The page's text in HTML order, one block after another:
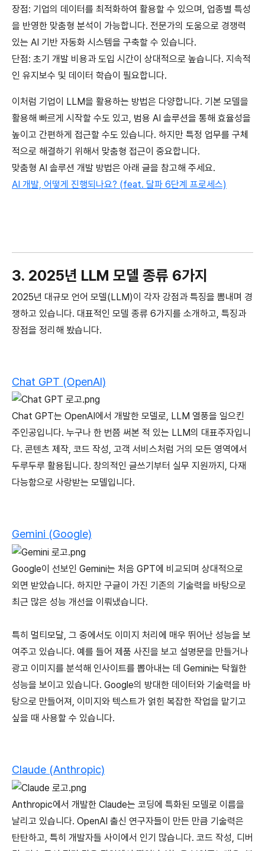
장점: 기업의 데이터를 최적화하여 활용할 수 있으며, 업종별 특성
을 반영한 맞춤형 분석이 가능합니다. 전문가의 도움으로 경쟁력
있는 AI 기반 자동화 시스템을 구축할 수 있습니다.
단점: 초기 개발 비용과 도입 시간이 상대적으로 높습니다. 지속적
인 유지보수 및 데이터 학습이 필요합니다.
이처럼 기업이 LLM을 활용하는 방법은 다양합니다. 기본 모델을
활용해 빠르게 시작할 수도 있고, 범용 AI 솔루션을 통해 효율성을
높이고 간편하게 접근할 수도 있습니다. 하지만 특정 업무를 구체
적으로 해결하기 위해서 맞춤형 접근이 중요합니다.
맞춤형 AI 솔루션 개발 방법은 아래 글을 참고해 주세요.
AI 개발, 어떻게 진행되나요? (feat. 달파 6단계 프로세스)
3. 2025년 LLM 모델 종류 6가지
2025년 대규모 언어 모델(LLM)이 각자 강점과 특징을 뽐내며 경
쟁하고 있습니다. 대표적인 모델 종류 6가지를 소개하고, 특징과
장점을 정리해 봤습니다.
Chat GPT (OpenAI)
Chat GPT는 OpenAI에서 개발한 모델로, LLM 열풍을 일으킨
주인공입니다. 누구나 한 번쯤 써본 적 있는 LLM의 대표주자입니
다. 콘텐츠 제작, 코드 작성, 고객 서비스처럼 거의 모든 영역에서
두루두루 활용됩니다. 창의적인 글쓰기부터 실무 지원까지, 다재
다능함으로 사랑받는 모델입니다.
Gemini (Google)
Google이 선보인 Gemini는 처음 GPT에 비교되며 상대적으로
외면 받았습니다. 하지만 구글이 가진 기존의 기술력을 바탕으로
최근 많은 성능 개선을 이뤄냈습니다.
특히 멀티모달, 그 중에서도 이미지 처리에 매우 뛰어난 성능을 보
여주고 있습니다. 예를 들어 제품 사진을 보고 설명문을 만들거나
광고 이미지를 분석해 인사이트를 뽑아내는 데 Gemini는 탁월한
성능을 보이고 있습니다. Google의 방대한 데이터와 기술력을 바
탕으로 만들어져, 이미지와 텍스트가 얽힌 복잡한 작업을 맡기고
싶을 때 사용할 수 있습니다.
Claude (Anthropic)
Anthropic에서 개발한 Claude는 코딩에 특화된 모델로 이름을
날리고 있습니다. OpenAI 출신 연구자들이 만든 만큼 기술력은
탄탄하고, 특히 개발자들 사이에서 인기 많습니다. 코드 작성, 디버